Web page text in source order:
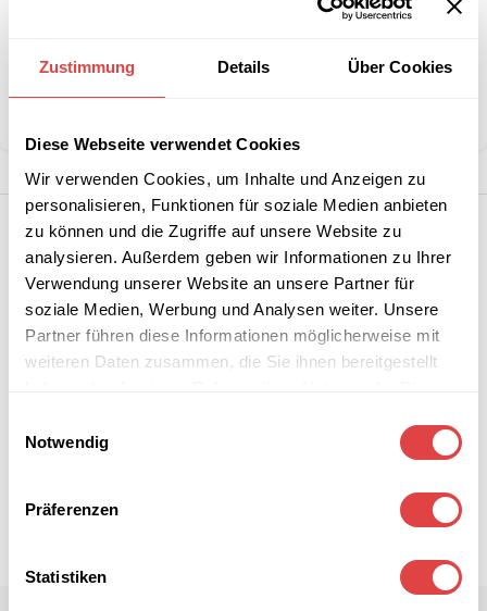
Zustimmung Details Über Cookies
Diese Webseite verwendet Cookies
Wir verwenden Cookies, um Inhalte und Anzeigen zu
personalisieren, Funktionen für soziale Medien anbieten
zu können und die Zugriffe auf unsere Website zu
analysieren. Außerdem geben wir Informationen zu Ihrer
Verwendung unserer Website an unsere Partner für
soziale Medien, Werbung und Analysen weiter. Unsere
Partner führen diese Informationen möglicherweise mit
weiteren Daten zusammen, die Sie ihnen bereitgestellt
Notwendig
Präferenzen
Statistiken
Kategorien: Schulmöbel, Schulstühle
Gastro Uzal